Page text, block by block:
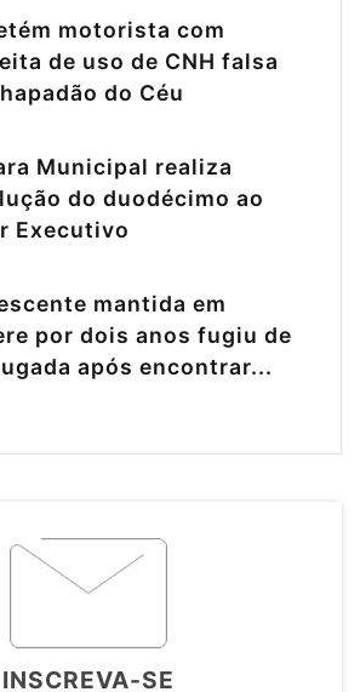
motorista com
de uso de CNH falsa
do Céu
Municipal realiza
do duodécimo ao
Executivo
mantida em
por dois anos fugiu de
após encontrar...
INSCREVA-SE